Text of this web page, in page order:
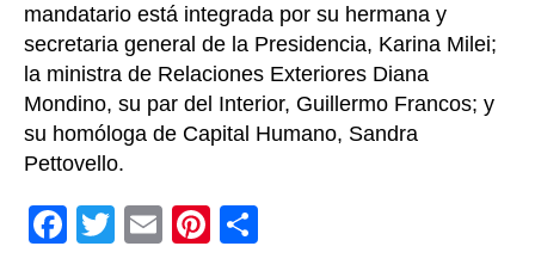
mandatario está integrada por su hermana y
secretaria general de la Presidencia, Karina Milei;
la ministra de Relaciones Exteriores Diana
Mondino, su par del Interior, Guillermo Francos; y
su homóloga de Capital Humano, Sandra
Pettovello.
F
T
E
Pi